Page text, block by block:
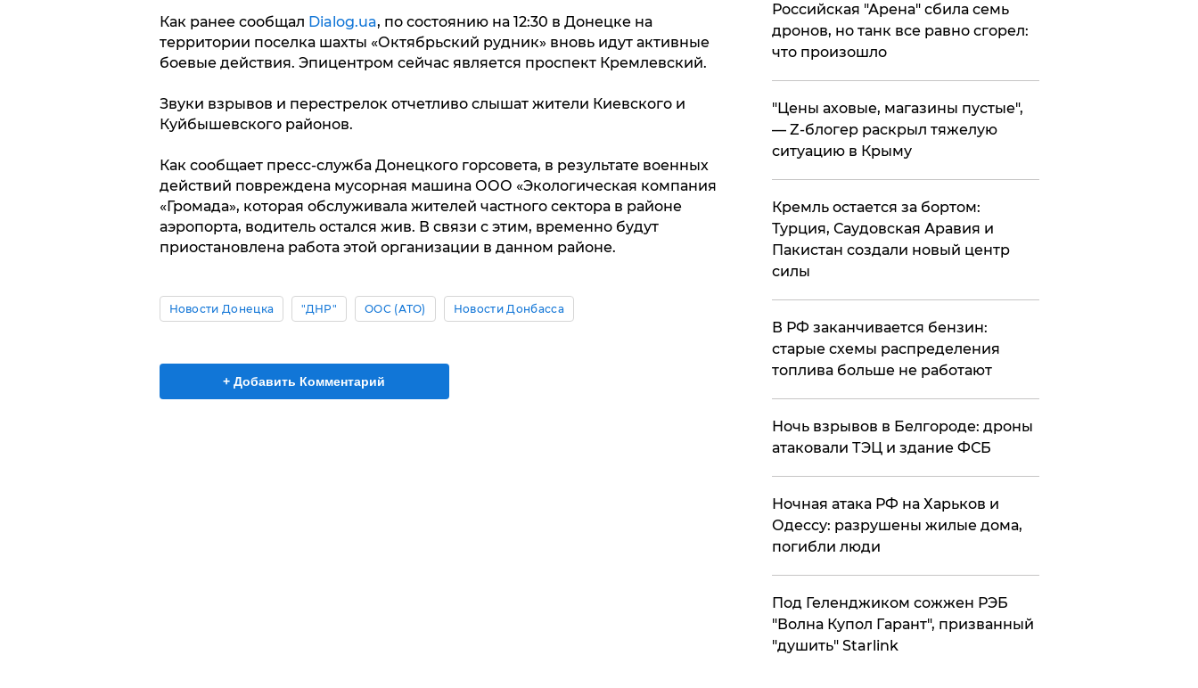
Как ранее сообщал Dialog.ua, по состоянию на 12:30 в Донецке на
территории поселка шахты «Октябрьский рудник» вновь идут активные
боевые действия. Эпицентром сейчас является проспект Кремлевский.
Звуки взрывов и перестрелок отчетливо слышат жители Киевского и
Куйбышевского районов.
Как сообщает пресс-служба Донецкого горсовета, в результате военных
действий повреждена мусорная машина ООО «Экологическая компания
«Громада», которая обслуживала жителей частного сектора в районе
аэропорта, водитель остался жив. В связи с этим, временно будут
приостановлена работа этой организации в данном районе.
Новости Донецка "ДНР" ООС (АТО) Новости Донбасса
+ Добавить Комментарий
​Российская "Арена" сбила семь
дронов, но танк все равно сгорел:
что произошло
​"Цены аховые, магазины пустые",
— Z-блогер раскрыл тяжелую
ситуацию в Крыму
​Кремль остается за бортом:
Турция, Саудовская Аравия и
Пакистан создали новый центр
силы
​В РФ заканчивается бензин:
старые схемы распределения
топлива больше не работают
​Ночь взрывов в Белгороде: дроны
атаковали ТЭЦ и здание ФСБ
​Ночная атака РФ на Харьков и
Одессу: разрушены жилые дома,
погибли люди
Под Геленджиком сожжен РЭБ
"Волна Купол Гарант", призванный
"душить" Starlink